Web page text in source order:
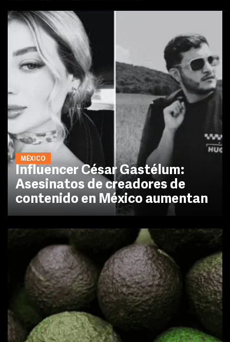
MÉXICO
Influencer César Gastélum:
Asesinatos de creadores de
contenido en México aumentan